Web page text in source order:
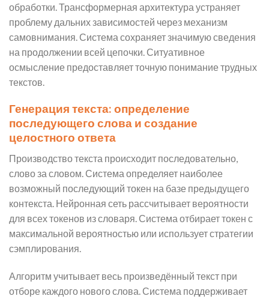
обработки. Трансформерная архитектура устраняет
проблему дальних зависимостей через механизм
самовнимания. Система сохраняет значимую сведения
на продолжении всей цепочки. Ситуативное
осмысление предоставляет точную понимание трудных
текстов.
Генерация текста: определение
последующего слова и создание
целостного ответа
Производство текста происходит последовательно,
слово за словом. Система определяет наиболее
возможный последующий токен на базе предыдущего
контекста. Нейронная сеть рассчитывает вероятности
для всех токенов из словаря. Система отбирает токен с
максимальной вероятностью или использует стратегии
сэмплирования.
Алгоритм учитывает весь произведённый текст при
отборе каждого нового слова. Система поддерживает